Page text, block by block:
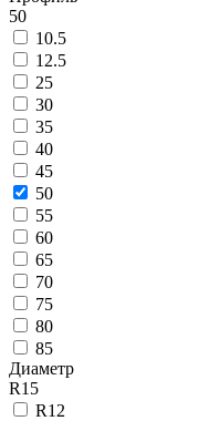
50
10.5
12.5
25
30
35
40
45
50
55
60
65
70
75
80
85
Диаметр
R15
R12